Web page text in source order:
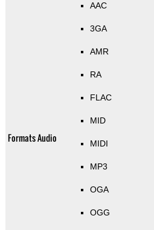
Formats Audio
AAC
3GA
AMR
RA
FLAC
MID
MIDI
MP3
OGA
OGG